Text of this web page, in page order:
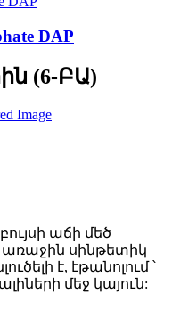
DAP
(6-ԲԱ)
աճի մեծ
առաջին սինթետիկ
է, էթանոլում ՝
մեջ կայուն: